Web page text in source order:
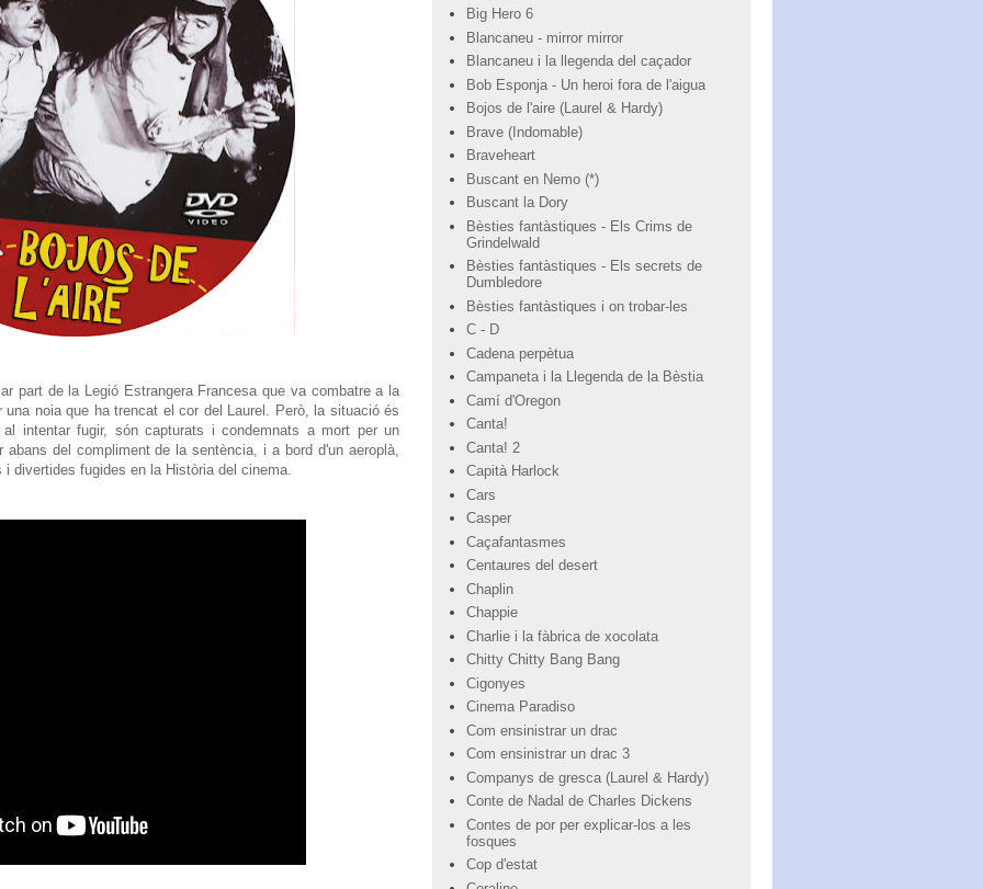
part de la Legió Estrangera Francesa que va combatre a la
una noia que ha trencat el cor del Laurel. Però, la situació és
intentar fugir, són capturats i condemnats a mort per un
abans del compliment de la sentència, i a bord d'un aeroplà,
divertides fugides en la Història del cinema.
Big Hero 6
Blancaneu - mirror mirror
Blancaneu i la llegenda del caçador
Bob Esponja - Un heroi fora de l'aigua
Bojos de l'aire (Laurel & Hardy)
Brave (Indomable)
Braveheart
Buscant en Nemo (*)
Buscant la Dory
Bèsties fantàstiques - Els Crims de
Grindelwald
Bèsties fantàstiques - Els secrets de
Dumbledore
Bèsties fantàstiques i on trobar-les
C - D
Cadena perpètua
Campaneta i la Llegenda de la Bèstia
Camí d'Oregon
Canta!
Canta! 2
Capità Harlock
Cars
Casper
Caçafantasmes
Centaures del desert
Chaplin
Chappie
Charlie i la fàbrica de xocolata
Chitty Chitty Bang Bang
Cigonyes
Cinema Paradiso
Com ensinistrar un drac
Com ensinistrar un drac 3
Companys de gresca (Laurel & Hardy)
Conte de Nadal de Charles Dickens
Contes de por per explicar-los a les
fosques
Cop d'estat